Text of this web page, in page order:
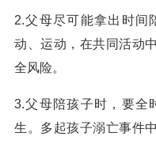
2.父母尽可能拿出时间
动、运动，在共同活动
全风险。
3.父母陪孩子时，要全
生。多起孩子溺亡事件